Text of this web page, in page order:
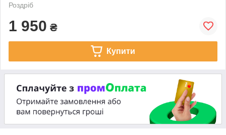
Роздріб
1 950 ₴
Купити